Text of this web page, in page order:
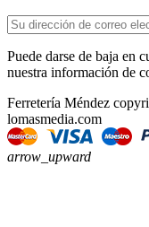
Puede darse de baja en
nuestra información de
Ferretería Méndez
lomasmedia.com
arrow_upward